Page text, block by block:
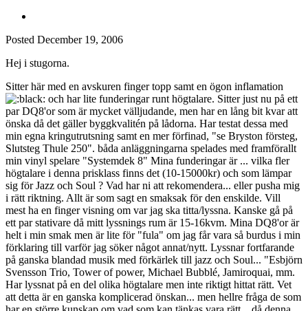
Posted December 19, 2006
Hej i stugorna.
Sitter här med en avskuren finger topp samt en ögon inflamation
och har lite funderingar runt högtalare. Sitter just nu på ett
par DQ8'or som är mycket välljudande, men har en lång bit kvar att
önska då det gäller byggkvalitén på lådorna. Har testat dessa med
min egna kringutrutsning samt en mer förfinad, "se Bryston försteg,
Slutsteg Thule 250". båda anläggningarna spelades med framförallt
min vinyl spelare "Systemdek 8" Mina funderingar är ... vilka fler
högtalare i denna prisklass finns det (10-15000kr) och som lämpar
sig för Jazz och Soul ? Vad har ni att rekomendera... eller pusha mig
i rätt riktning. Allt är som sagt en smaksak för den enskilde. Vill
mest ha en finger visning om var jag ska titta/lyssna. Kanske gå på
ett par stativare då mitt lyssnings rum är 15-16kvm. Mina DQ8'or är
helt i min smak men är lite för "fula" om jag får vara så burdus i min
förklaring till varför jag söker något annat/nytt. Lyssnar fortfarande
på ganska blandad musik med förkärlek till jazz och Soul... "Esbjörn
Svensson Trio, Tower of power, Michael Bubblé, Jamiroquai, mm.
Har lyssnat på en del olika högtalare men inte riktigt hittat rätt. Vet
att detta är en ganska komplicerad önskan... men hellre fråga de som